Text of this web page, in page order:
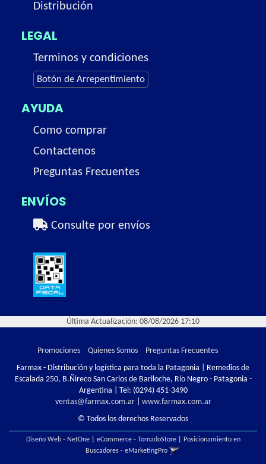
Distribución
LEGAL
Terminos y condiciones
Botón de Arrepentimiento
AYUDA
Como comprar
Contactenos
Preguntas Frecuentes
ENVÍOS
Consulte por envíos
Última Actualización: 08/08/2026 17:10
Promociones Quienes Somos
Preguntas Frecuentes
Farmax - Distribución y logística para toda la Patagonia | Remedios de
Escalada 250, B.Ñireco San Carlos de Bariloche, Río Negro - Patagonia -
Argentina | Tel: (0294) 451-3490
ventas@farmax.com.ar| www.farmax.com.ar
© Todos los derechos Reservados
Diseño Web - NetOne| eCommerce - TornadoStore|
Posicionamiento en
Buscadores - eMarketingPro